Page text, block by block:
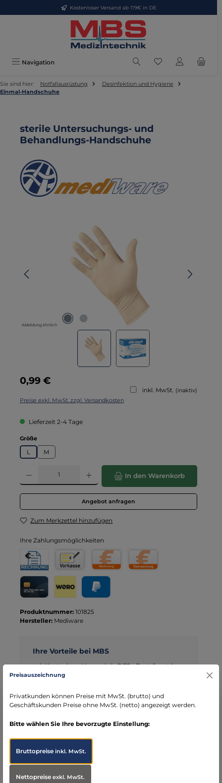
Zum Hauptinhalt springenKostenloser Versand ab 119€ in DE
Navigation Du hast 0
Sie sind hier: Notfallausrüstung
Desinfektion und Hygiene
Einmal-Handschuhe
sterile Untersuchungs- und
Behandlungs-Handschuhe
Abbildung ähnlich
Regulärer Preis:
0,99 €
inkl. MwSt. (inaktiv)
Preise exkl. MwSt. zzgl. Versandkosten
Lieferzeit 2-4 Tage
Größeauswählen
L M
Produkt Anzahl: Gib den gewünschten Wert ein oder benutze die
In den Warenkorb
Angebot anfragen
Zum Merkzettel hinzufügen
Ihre Zahlungsmöglichkeiten
Produktnummer: 101825
Hersteller: Mediware
Ihre Vorteile bei MBS
Kostenloser Versand ab € 119,- Bestellwert (nur
DE)
seit über 15 Jahren kompetenter Partner im
Bereich Notfallmedizin
Beschreibung
Steril verpackte, puderfreie Untersuchungshandschuhe.
Preisauszeichnung
Privatkunden können Preise mit MwSt. (brutto) und
Geschäftskunden Preise ohne MwSt. (netto) angezeigt werden.
Bitte wählen Sie Ihre bevorzugte Einstellung:
Bruttopreiseinkl. MwSt.
Nettopreiseexkl. MwSt.